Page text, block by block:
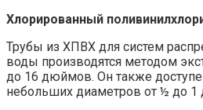
Хлорированный
Трубы из ХПВХ для систем
воды производятся методом
до 16 дюймов. Он также
небольших диаметров от ½ до